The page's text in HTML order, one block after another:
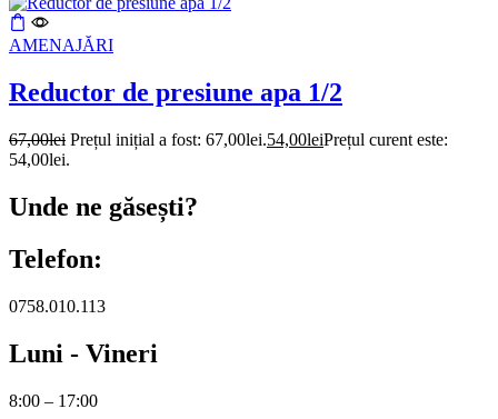
AMENAJĂRI
Reductor de presiune apa 1/2
67,00lei Prețul inițial a fost: 67,00lei.54,00leiPrețul curent este:
54,00lei.
Unde ne găsești?
Telefon:
0758.010.113
Luni - Vineri
8:00 – 17:00